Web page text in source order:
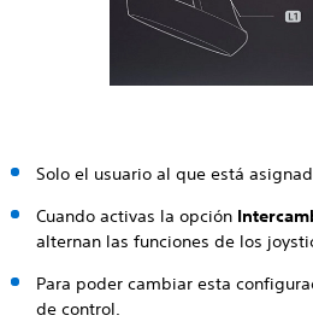
Solo el usuario al que está
Cuando activas la opción
alternan las funciones de los
Para poder cambiar esta
de control.